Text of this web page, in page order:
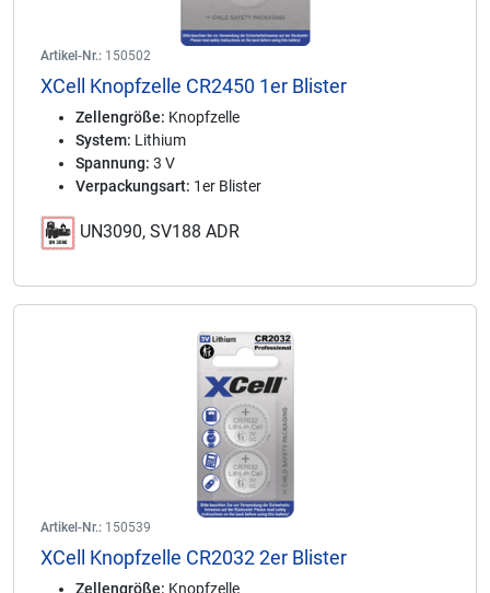
Artikel-Nr.: 150502
XCell Knopfzelle CR2450 1er Blister
Zellengröße: Knopfzelle
System: Lithium
Spannung: 3 V
Verpackungsart: 1er Blister
UN3090, SV188 ADR
Artikel-Nr.: 150539
XCell Knopfzelle CR2032 2er Blister
Zellengröße: Knopfzelle